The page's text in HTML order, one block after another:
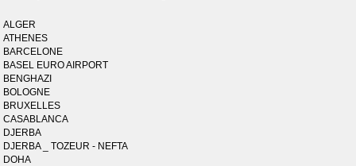
ALGER
ATHENES
BARCELONE
BASEL EURO AIRPORT
BENGHAZI
BOLOGNE
BRUXELLES
CASABLANCA
DJERBA
DJERBA _ TOZEUR - NEFTA
DOHA